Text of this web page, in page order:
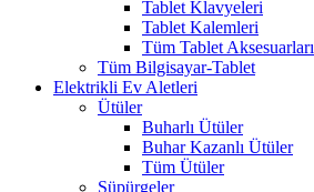
Tablet Klavyeleri
Tablet Kalemleri
Tüm Tablet Aksesuarları
Tüm Bilgisayar-Tablet
Elektrikli Ev Aletleri
Ütüler
Buharlı Ütüler
Buhar Kazanlı Ütüler
Tüm Ütüler
Süpürgeler